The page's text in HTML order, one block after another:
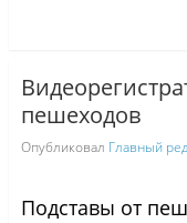
пешеходов
Опубликовал Главный
Подставы от